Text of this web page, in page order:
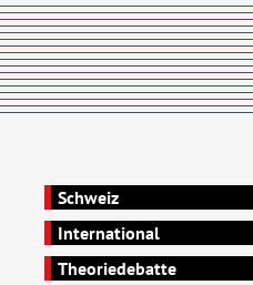
Schweiz
International
Theoriedebatte